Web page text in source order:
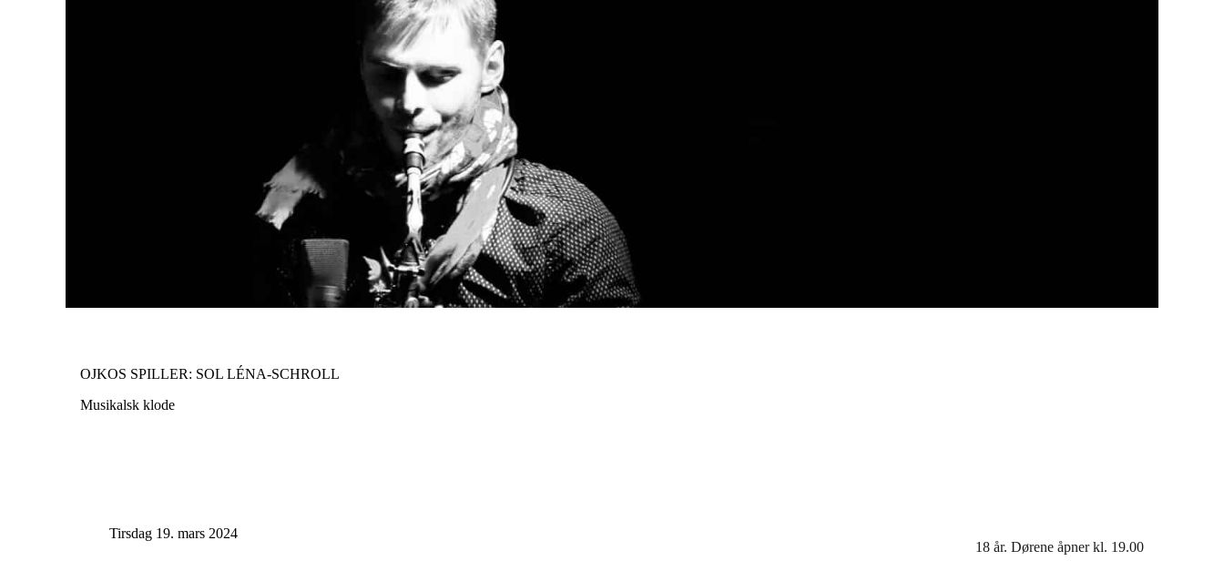
OJKOS SPILLER: SOL LÉNA-SCHROLL
Musikalsk klode
Tirsdag 19. mars 2024
18 år. Dørene åpner kl. 19.00